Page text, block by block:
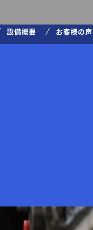
設備概要 お客様の声